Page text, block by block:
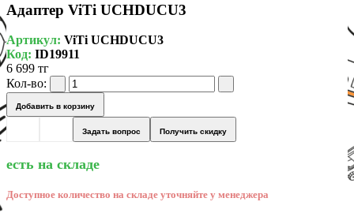
Адаптер ViTi UCHDUCU3
Артикул: ViTi UCHDUCU3
Код: ID19911
6 699 тг
Кол-во:
Добавить в корзину
Задать вопрос Получить скидку
есть на складе
Доступное количество на складе уточняйте у менеджера